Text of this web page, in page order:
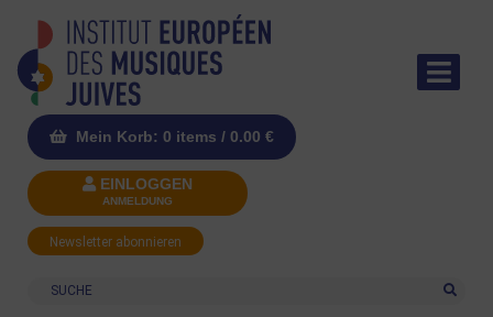
Mein Korb: 0 items / 0.00 €
EINLOGGEN
ANMELDUNG
Newsletter abonnieren
Suche